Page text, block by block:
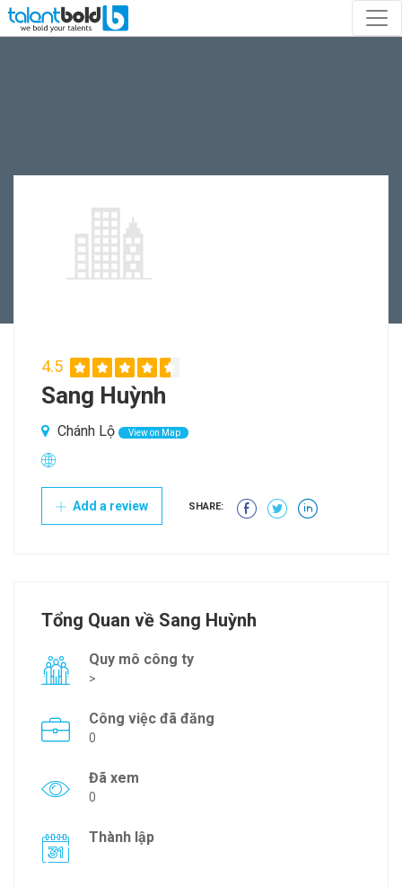
4.5
Sang Huỳnh
Chánh Lộ View on Map
Add a review SHARE:
Tổng Quan về Sang Huỳnh
Quy mô công ty
>
Công việc đã đăng
0
Đã xem
0
Thành lập